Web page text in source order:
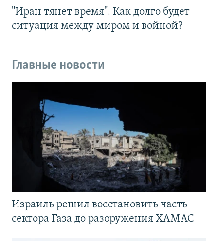
"Иран тянет время". Как долго будет
ситуация между миром и войной?
Главные новости
Израиль решил восстановить часть
сектора Газа до разоружения ХАМАС